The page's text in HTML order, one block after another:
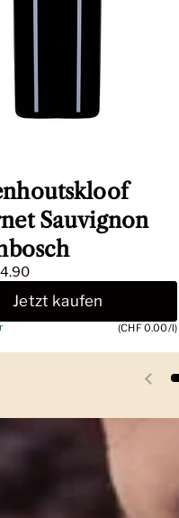
Sauvignon
Jetzt kaufen
(CHF 0.00/l)